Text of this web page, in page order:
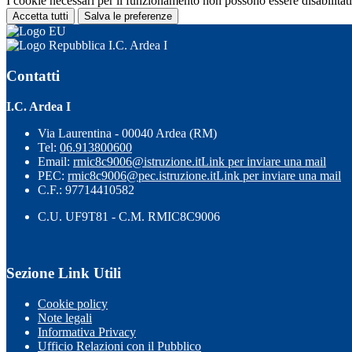
Accetta tutti Salva le preferenze
I.C. Ardea I
Contatti
I.C. Ardea I
Via Laurentina - 00040 Ardea (RM)
Tel: 06.913800600
Email: rmic8c9006@istruzione.itLink per inviare una mail
PEC: rmic8c9006@pec.istruzione.itLink per inviare una mail
C.F.: 97714410582
C.U. UF9T81 - C.M. RMIC8C9006
Sezione Link Utili
Cookie policy
Note legali
Informativa Privacy
Ufficio Relazioni con il Pubblico